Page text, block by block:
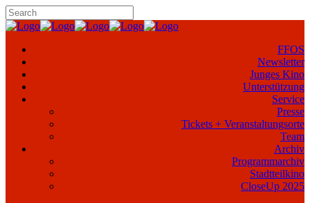
FFOS
Newsletter
Junges Kino
Unterstützung
Service
Presse
Tickets + Veranstaltungsorte
Team
Archiv
Programmarchiv
Stadtteilkino
CloseUp 2025